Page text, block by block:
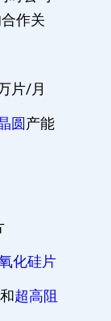
作关
片/月
圆产能
化硅片
超高阻